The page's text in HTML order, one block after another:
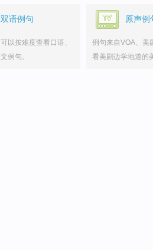
双语例句
以按难度查看口语、
例句。
原声例
例句来自VOA、美
看美剧边学地道的